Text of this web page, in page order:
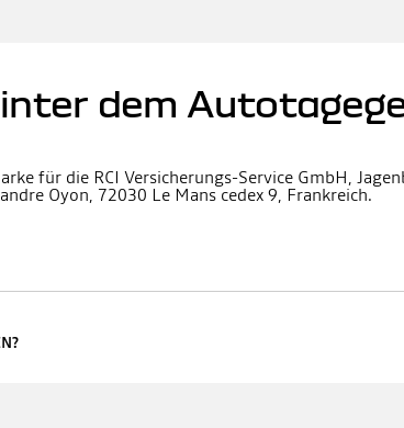
dem
für die RCI Versicherungs-Service GmbH,
Oyon, 72030 Le Mans cedex 9, Frankreich.